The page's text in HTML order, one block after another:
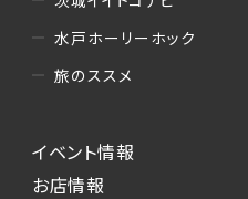
水戸ホーリーホック
旅のススメ
イベント情報
お店情報